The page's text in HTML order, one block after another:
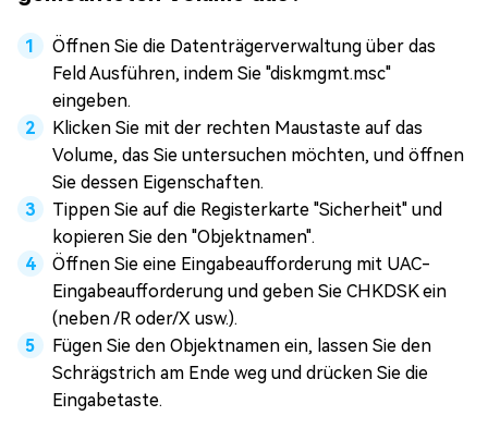
Öffnen Sie die Datenträgerverwaltung über das
Feld Ausführen, indem Sie "diskmgmt.msc"
eingeben.
Klicken Sie mit der rechten Maustaste auf das
Volume, das Sie untersuchen möchten, und öffnen
Sie dessen Eigenschaften.
Tippen Sie auf die Registerkarte "Sicherheit" und
kopieren Sie den "Objektnamen".
Öffnen Sie eine Eingabeaufforderung mit UAC-
Eingabeaufforderung und geben Sie CHKDSK ein
(neben /R oder/X usw.).
Fügen Sie den Objektnamen ein, lassen Sie den
Schrägstrich am Ende weg und drücken Sie die
Eingabetaste.